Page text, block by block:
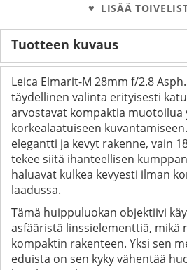
LISÄÄ
Tuotteen kuvaus
Leica Elmarit-M 28mm f/2.8
täydellinen valinta erityisesti
arvostavat kompaktia muotoilua
korkealaatuiseen
elegantti ja kevyt rakenne, vain
tekee siitä ihanteellisen
haluavat kulkea kevyesti ilman
laadussa.
Tämä huippuluokan objektiivi
asfääristä linssielementtiä, mikä
kompaktin rakenteen. Yksi sen
eduista on sen kyky vähentää